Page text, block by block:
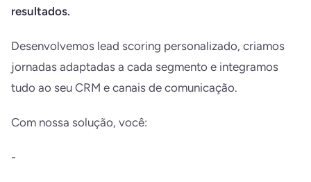
resultados.
Desenvolvemos lead scoring personalizado, criamos
jornadas adaptadas a cada segmento e integramos
tudo ao seu CRM e canais de comunicação.
Com nossa solução, você:
-